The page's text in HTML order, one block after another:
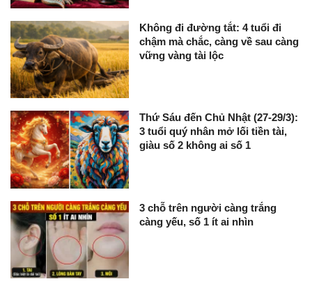
Không đi đường tắt: 4 tuổi đi
chậm mà chắc, càng về sau càng
vững vàng tài lộc
Thứ Sáu đến Chủ Nhật (27-29/3):
3 tuổi quý nhân mở lối tiền tài,
giàu số 2 không ai số 1
3 chỗ trên người càng trắng
càng yếu, số 1 ít ai nhìn